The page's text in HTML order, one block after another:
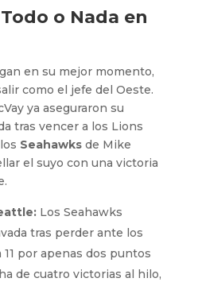
o Nada en
en su mejor momento,
como el jefe del Oeste.
ya aseguraron su
tras vencer a los Lions
Seahawksde Mike
el suyo con una victoria
Los Seahawks
tras perder ante los
11 por apenas dos puntos
de cuatro victorias al hilo,